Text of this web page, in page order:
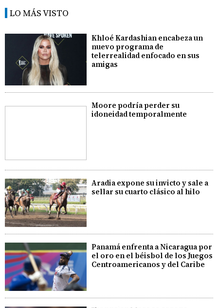
LO MÁS VISTO
Khloé Kardashian encabeza un
nuevo programa de
telerrealidad enfocado en sus
amigas
Moore podría perder su
idoneidad temporalmente
Aradia expone su invicto y sale a
sellar su cuarto clásico al hilo
Panamá enfrenta a Nicaragua por
el oro en el béisbol de los Juegos
Centroamericanos y del Caribe